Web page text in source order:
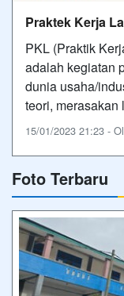
Praktek Kerja
PKL (Praktik
adalah kegiatan
dunia usaha/
teori, merasakan
15/01/2023 21:23 -
Foto Terbaru